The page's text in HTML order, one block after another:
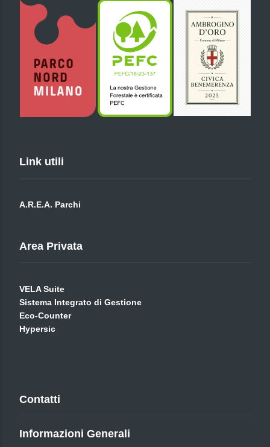
Link utili
A.R.E.A. Parchi
Area Privata
VELA Suite
Sistema Integrato di Gestione
Eco-Counter
Hypersic
Contatti
Informazioni Generali